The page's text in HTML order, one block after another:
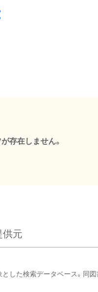
存在しません。
供元
した検索データベース。同図